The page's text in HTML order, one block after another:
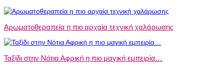
Αρωματοθεραπεία η πιο αρχαία τεχνική χαλάρωσης
Ταξίδι στην Νότια Αφρική η πιο μαγική εμπειρία…